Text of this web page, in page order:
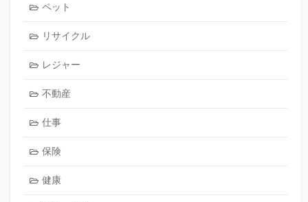
ペット
リサイクル
レジャー
不動産
仕事
保険
健康